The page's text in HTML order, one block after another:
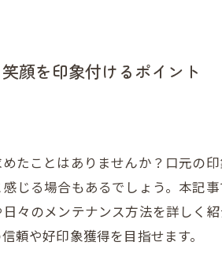
顔を印象付けるポイント
たことはありませんか？口元の
じる場合もあるでしょう。本記
々のメンテナンス方法を詳しく
頼や好印象獲得を目指せます。